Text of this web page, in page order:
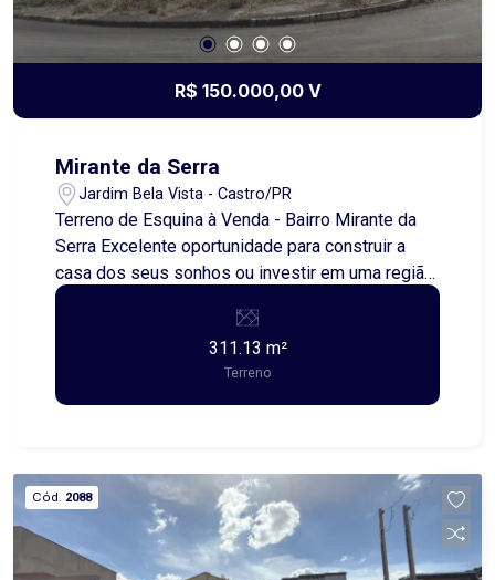
R$ 150.000,00 V
Mirante da Serra
Jardim Bela Vista - Castro/PR
Terreno de Esquina à Venda - Bairro Mirante da
Serra Excelente oportunidade para construir a
casa dos seus sonhos ou investir em uma região
em constante valorização! Localização: Rua
Ismael de Paula, esquina com a Rua Maria
Aparecida de Mello - Bairro Mirante da Serra.
metros de frente para a Rua Ismael de Paula; *
Maria Aparecida de Mello. Por ser de esquina, o
terreno oferece maior versatilidade para projetos
arquitetônicos, excelente aproveitamento da área
e ótima incidência de iluminação e ventilação
311.13 m²
Terreno
Cód. 2088